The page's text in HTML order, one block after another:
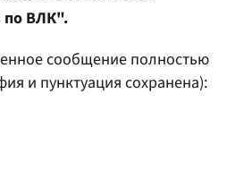
по ВЛК".
сообщение полностью
и пунктуация сохранена):